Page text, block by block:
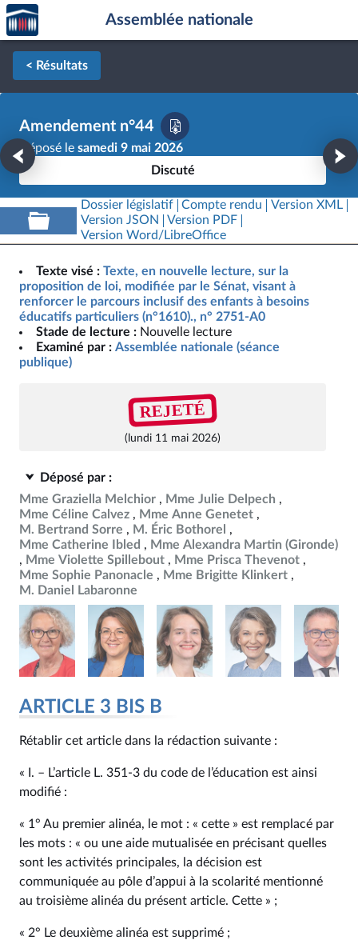
Aller au contenu
Aller en bas de la page
Accèder
à la
page
d'accueil
Assemblée nationale
< Résultats
Amendement n°44
Déposé le samedi 9 mai 2026
Discuté
Dossier législatif Compte rendu
Version XML
Version JSON
Version PDF
Version Word/LibreOffice
Texte visé : Texte, en nouvelle lecture, sur la
proposition de loi, modifiée par le Sénat, visant à
renforcer le parcours inclusif des enfants à besoins
éducatifs particuliers (n°1610)., n° 2751-A0
Stade de lecture : Nouvelle lecture
Examiné par : Assemblée nationale (séance
publique)
REJETÉ
(lundi 11 mai 2026)
Déposé par :
Mme Graziella Melchior
Mme Julie Delpech
Mme Céline Calvez
Mme Anne Genetet
M. Bertrand Sorre
M. Éric Bothorel
Mme Catherine Ibled
Mme Alexandra Martin (Gironde)
Mme Violette Spillebout
Mme Prisca Thevenot
Mme Sophie Panonacle
Mme Brigitte Klinkert
M. Daniel Labaronne
ARTICLE 3 BIS B
Rétablir cet article dans la rédaction suivante :
« I. – L’article L. 351‑3 du code de l’éducation est ainsi
modifié :
« 1° Au premier alinéa, le mot : « cette » est remplacé par
les mots : « ou une aide mutualisée en précisant quelles
sont les activités principales, la décision est
communiquée au pôle d’appui à la scolarité mentionné
au troisième alinéa du présent article. Cette » ;
« 2° Le deuxième alinéa est supprimé ;